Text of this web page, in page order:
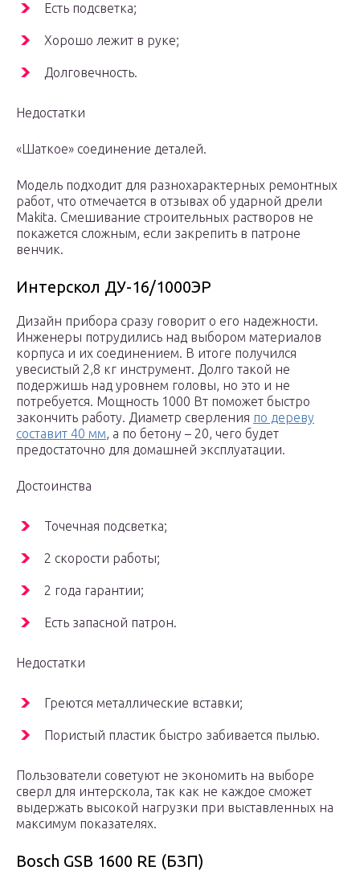
Есть подсветка;
Хорошо лежит в руке;
Долговечность.
Недостатки
«Шаткое» соединение деталей.
Модель подходит для разнохарактерных ремонтных
работ, что отмечается в отзывах об ударной дрели
Makita. Смешивание строительных растворов не
покажется сложным, если закрепить в патроне
венчик.
Интерскол ДУ-16/1000ЭР
Дизайн прибора сразу говорит о его надежности.
Инженеры потрудились над выбором материалов
корпуса и их соединением. В итоге получился
увесистый 2,8 кг инструмент. Долго такой не
подержишь над уровнем головы, но это и не
потребуется. Мощность 1000 Вт поможет быстро
закончить работу. Диаметр сверления по дереву
составит 40 мм, а по бетону – 20, чего будет
предостаточно для домашней эксплуатации.
Достоинства
Точечная подсветка;
2 скорости работы;
2 года гарантии;
Есть запасной патрон.
Недостатки
Греются металлические вставки;
Пористый пластик быстро забивается пылью.
Пользователи советуют не экономить на выборе
сверл для интерскола, так как не каждое сможет
выдержать высокой нагрузки при выставленных на
максимум показателях.
Bosch GSB 1600 RE (БЗП)